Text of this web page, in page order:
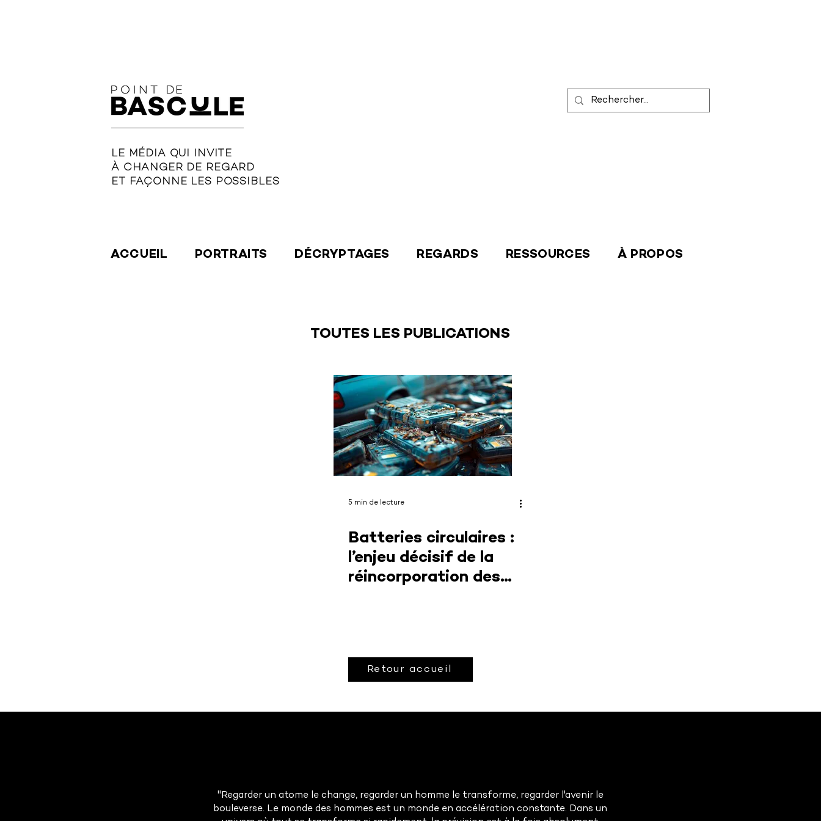
LE MÉDIA QUI INVITE
À CHANGER DE REGARD
ET FAÇONNE LES POSSIBLES
ACCUEIL PORTRAITS DÉCRYPTAGES REGARDS RESSOURCES À PROPOS
TOUTES LES PUBLICATIONS
5 min de lecture
Batteries circulaires :
l’enjeu décisif de la
réincorporation des
Retour accueil
"Regarder un atome le change, regarder un homme le transforme, regarder l'avenir le
bouleverse. Le monde des hommes est un monde en accélération constante. Dans un